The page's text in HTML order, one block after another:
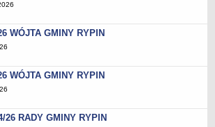
GOPS, Instytucja kultury, OSP
- sołectwa
WÓJTA GMINY RYPIN
WÓJTA GMINY RYPIN
26 RADY GMINY RYPIN